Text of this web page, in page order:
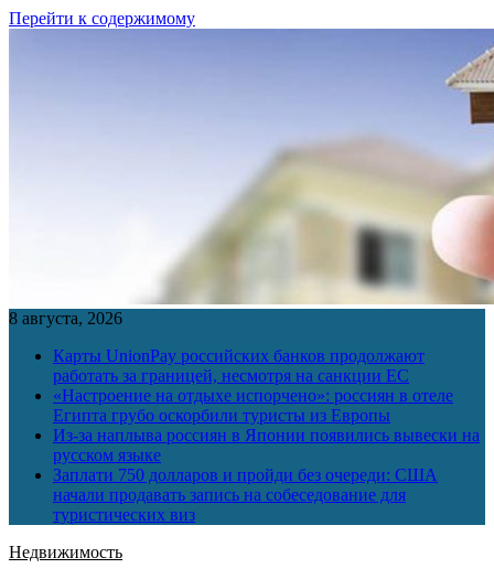
Перейти к содержимому
8 августа, 2026
Карты UnionPay российских банков продолжают
работать за границей, несмотря на санкции ЕС
«Настроение на отдыхе испорчено»: россиян в отеле
Египта грубо оскорбили туристы из Европы
Из-за наплыва россиян в Японии появились вывески на
русском языке
Заплати 750 долларов и пройди без очереди: США
начали продавать запись на собеседование для
туристических виз
Недвижимость